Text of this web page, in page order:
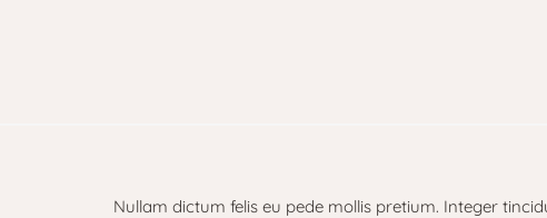
Nullam dictum felis eu pede mollis pretium. Integer